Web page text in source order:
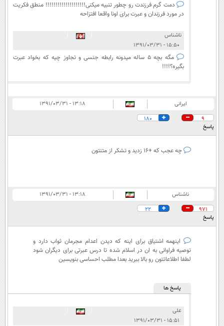
دمت گرم فرزندت رو چطور تنبیه میکنی!!!!!!!!!!!!!!!!!!!! منطق فکریت
در مورد فرزندان و عبرت برای اونا واقعا افتزاحه
ناشناس
۱۵:۵۰ - ۱۳۹۱/۰۳/۳۱
مگه بچه 5 ساله میدونه رابطه جنسی و تجاوز چیه که بخواد عبرت
بگیره؟!!!!
ایرانی
۱۳:۱۸ - ۱۳۹۱/۰۳/۳۱
9
180
پاسخ
چه عجب که +16 زدید و تشکر از متنتون
ناشناس
۱۳:۱۸ - ۱۳۹۱/۰۳/۳۱
971
22
پاسخ
اینهمه اشتیاق برای اینه که دیدن اعدام مجرمان ثواب دارد و
توصیه فراوانی به ان در اسلام شده تا درس عبرتی برای دیگران شود
لطفا اطلاعاتتون رو بالا ببرید بعدا مطلب احساسی بنویسین
پاسخ ها
علی
۱۵:۵۱ - ۱۳۹۱/۰۳/۳۱